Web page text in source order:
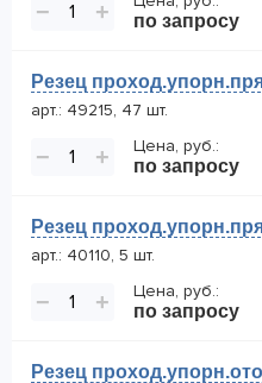
− +
по запросу
Резец
арт.: 49215, 47 шт.
− +
Цена, руб.:
по запросу
Резец
арт.: 40110, 5 шт.
− +
Цена, руб.:
по запросу
Резец